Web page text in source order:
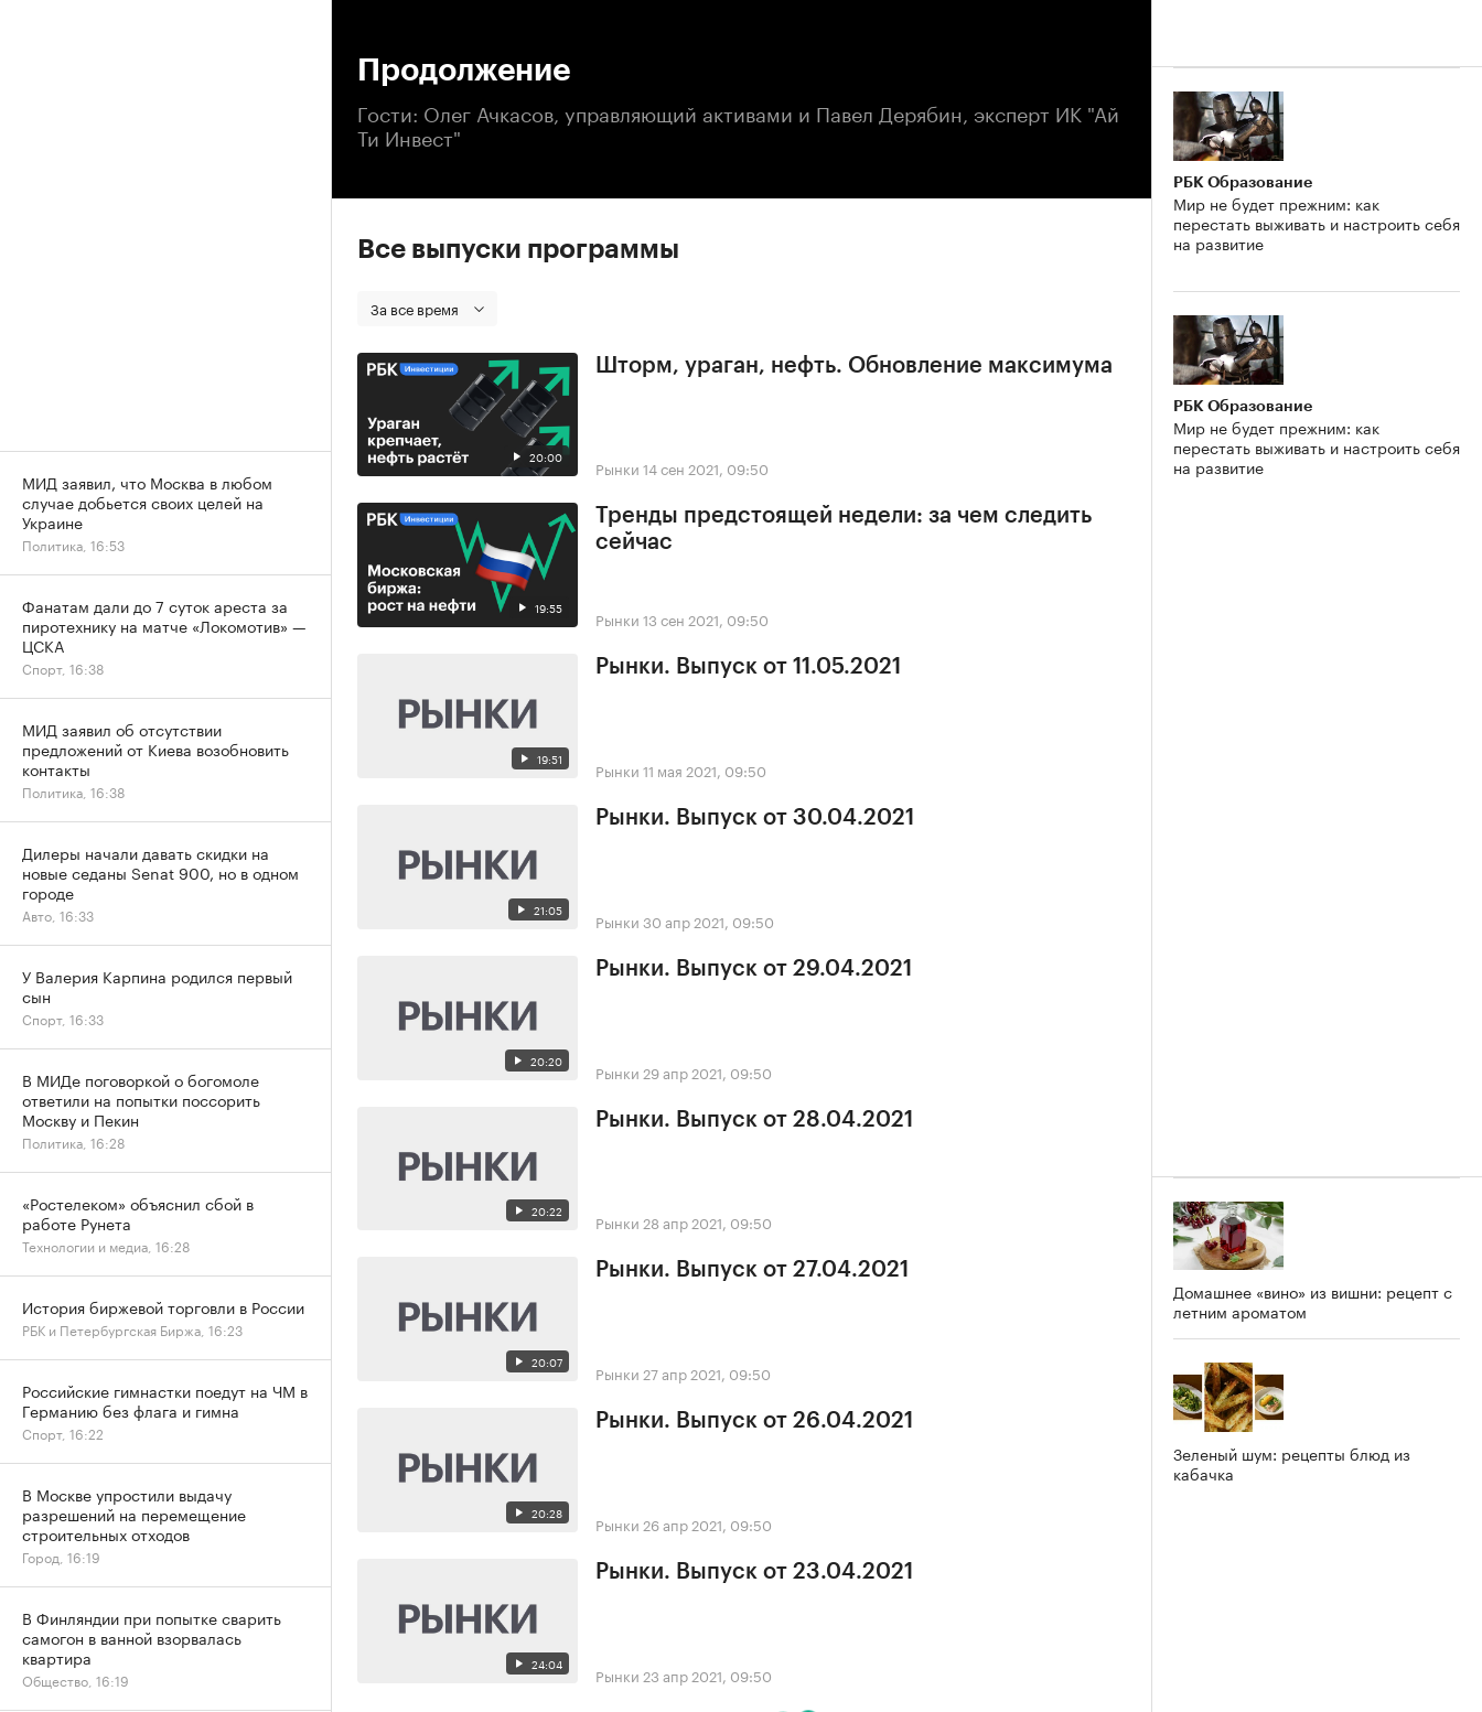
Продолжение
Гости: Олег Ачкасов, управляющий активами и Павел Дерябин, эксперт ИК "Ай
Ти Инвест"
Все выпуски программы
За все время
20:00
Шторм, ураган, нефть. Обновление максимума
Рынки 14 сен 2021, 09:50
19:55
Тренды предстоящей недели: за чем следить
сейчас
Рынки 13 сен 2021, 09:50
19:51
Рынки. Выпуск от 11.05.2021
Рынки 11 мая 2021, 09:50
21:05
Рынки. Выпуск от 30.04.2021
Рынки 30 апр 2021, 09:50
20:20
Рынки. Выпуск от 29.04.2021
Рынки 29 апр 2021, 09:50
20:22
Рынки. Выпуск от 28.04.2021
Рынки 28 апр 2021, 09:50
20:07
Рынки. Выпуск от 27.04.2021
Рынки 27 апр 2021, 09:50
20:28
Рынки. Выпуск от 26.04.2021
Рынки 26 апр 2021, 09:50
24:04
Рынки. Выпуск от 23.04.2021
Рынки 23 апр 2021, 09:50
РБК Образование
Мир не будет прежним: как
перестать выживать и настроить себя
на развитие
РБК Образование
Мир не будет прежним: как
перестать выживать и настроить себя
на развитие
Домашнее «вино» из вишни: рецепт с
летним ароматом
Зеленый шум: рецепты блюд из
кабачка
МИД заявил, что Москва в любом
случае добьется своих целей на
Украине
Политика, 16:53
Фанатам дали до 7 суток ареста за
пиротехнику на матче «Локомотив» —
ЦСКА
Спорт, 16:38
МИД заявил об отсутствии
предложений от Киева возобновить
контакты
Политика, 16:38
Дилеры начали давать скидки на
новые седаны Senat 900, но в одном
городе
Авто, 16:33
У Валерия Карпина родился первый
сын
Спорт, 16:33
В МИДе поговоркой о богомоле
ответили на попытки поссорить
Москву и Пекин
Политика, 16:28
«Ростелеком» объяснил сбой в
работе Рунета
Технологии и медиа, 16:28
История биржевой торговли в России
РБК и Петербургская Биржа, 16:23
Российские гимнастки поедут на ЧМ в
Германию без флага и гимна
Спорт, 16:22
В Москве упростили выдачу
разрешений на перемещение
строительных отходов
Город, 16:19
В Финляндии при попытке сварить
самогон в ванной взорвалась
квартира
Общество, 16:19